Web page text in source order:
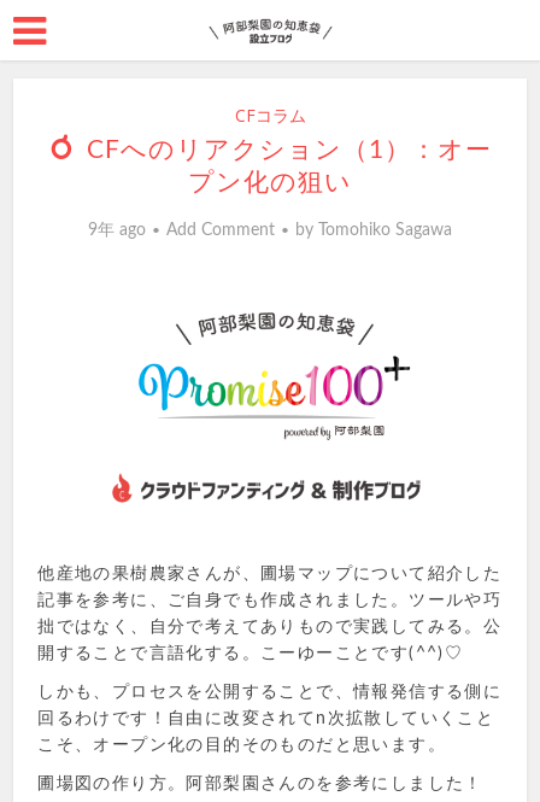
CFコラム
CFへのリアクション（1）：オー
プン化の狙い
9年 ago Add Comment by Tomohiko Sagawa
他産地の果樹農家さんが、圃場マップについて紹介した
記事を参考に、ご自身でも作成されました。ツールや巧
拙ではなく、自分で考えてありもので実践してみる。公
開することで言語化する。こーゆーことです(^^)♡
しかも、プロセスを公開することで、情報発信する側に
回るわけです！自由に改変されてn次拡散していくこと
こそ、オープン化の目的そのものだと思います。
圃場図の作り方。阿部梨園さんのを参考にしました！